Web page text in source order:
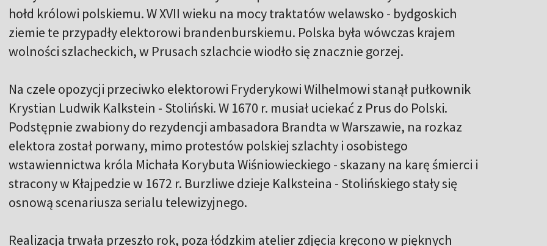
hołd królowi polskiemu. W XVII wieku na mocy traktatów welawsko - bydgoskich
ziemie te przypadły elektorowi brandenburskiemu. Polska była wówczas krajem
wolności szlacheckich, w Prusach szlachcie wiodło się znacznie gorzej.
Na czele opozycji przeciwko elektorowi Fryderykowi Wilhelmowi stanął pułkownik
Krystian Ludwik Kalkstein - Stoliński. W 1670 r. musiał uciekać z Prus do Polski.
Podstępnie zwabiony do rezydencji ambasadora Brandta w Warszawie, na rozkaz
elektora został porwany, mimo protestów polskiej szlachty i osobistego
wstawiennictwa króla Michała Korybuta Wiśniowieckiego - skazany na karę śmierci i
stracony w Kłajpedzie w 1672 r. Burzliwe dzieje Kalksteina - Stolińskiego stały się
osnową scenariusza serialu telewizyjnego.
Realizacja trwała przeszło rok, poza łódzkim atelier zdjęcia kręcono w pięknych